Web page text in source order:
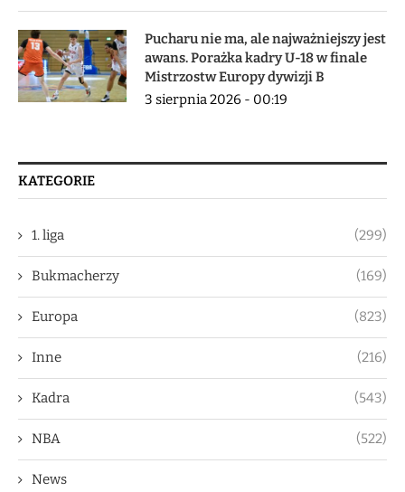
Pucharu nie ma, ale najważniejszy jest
awans. Porażka kadry U-18 w finale
Mistrzostw Europy dywizji B
3 sierpnia 2026 - 00:19
KATEGORIE
1. liga (299)
Bukmacherzy (169)
Europa (823)
Inne (216)
Kadra (543)
NBA (522)
News